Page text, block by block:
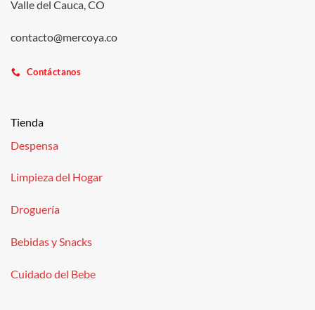
Valle del Cauca, CO
contacto@mercoya.co
Contáctanos
Tienda
Despensa
Limpieza del Hogar
Droguería
Bebidas y Snacks
Cuidado del Bebe